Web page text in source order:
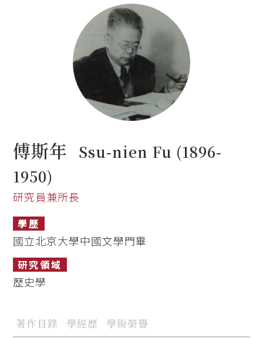
傅斯年
Ssu-nien Fu (1896-
1950)
研究員兼所長
學歷
國立北京大學中國文學門畢
研究領域
歷史學
著作目錄 學經歷 學術榮譽